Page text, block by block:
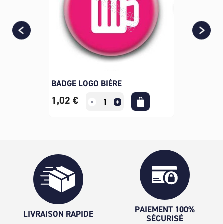
BADGE LOGO BIÈRE
1,02 €
LIVRAISON RAPIDE
PAIEMENT 100%
SÉCURISÉ